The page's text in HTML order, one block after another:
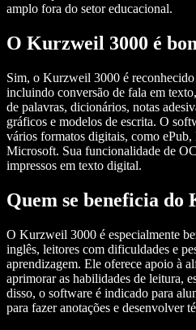
amplo fora do setor educacional.
O Kurzweil 3000 é
Sim, o Kurzweil 3000 é reconhecido
incluindo conversão de fala em
de palavras, dicionários, notas
gráficos e modelos de escrita. O
vários formatos digitais, como
Microsoft. Sua funcionalidade de
impressos em texto digital.
Quem se beneficia do
O Kurzweil 3000 é especialmente
inglês, leitores com dificuldades e
aprendizagem. Ele oferece apoio à
aprimorar as habilidades de leitura,
disso, o software é indicado para
para fazer anotações e desenvolver